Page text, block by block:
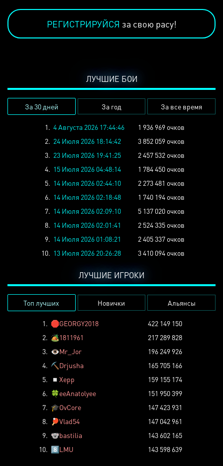
РЕГИСТРИРУЙСЯ за свою расу!
ЛУЧШИЕ БОИ
За 30 дней За год За все время
1. 4 Августа 2026 17:44:46
1 936 969 очков
2. 24 Июля 2026 18:14:42
3 852 059 очков
3. 23 Июля 2026 19:41:25
2 457 532 очков
4. 15 Июля 2026 04:48:14
1 784 450 очков
5. 14 Июля 2026 02:44:10
2 273 481 очков
6. 14 Июля 2026 02:18:48
1 740 194 очков
7. 14 Июля 2026 02:09:10
5 137 020 очков
8. 14 Июля 2026 02:01:41
2 524 335 очков
9. 14 Июля 2026 01:08:21
2 405 337 очков
10. 13 Июля 2026 20:26:28 3 410 094 очков
ЛУЧШИЕ ИГРОКИ
Топ лучших Новички Альянсы
1. 🛑GEORGY2018
422 149 150
2. 🏕️1811961
217 289 828
3. 👁️Mr_Jor
196 249 926
4. ⛏️ Drjusha
165 705 166
5.
◽ Xepp
159 155 174
6. 🍀eeAnatolyee
151 950 399
7. 🎓OvCore
147 423 931
8.
🏓Vlad54
147 042 961
9. 🐨bastilia
143 602 165
10. 8️⃣LMU 143 598 639